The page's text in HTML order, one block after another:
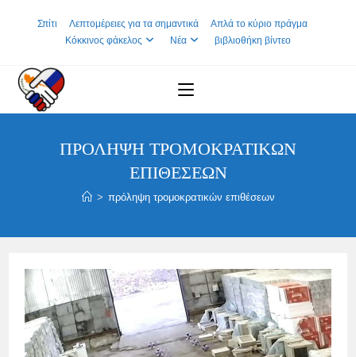
Σπίτι Λεπτομέρειες για τα σημαντικά
Απλά το κύριο πράγμα
Κόκκινος φάκελος
Νέα βιβλιοθήκη βίντεο
ΠΡΌΛΗΨΗ ΤΡΟΜΟΚΡΑΤΙΚΏΝ
ΕΠΙΘΈΣΕΩΝ
> πρόληψη τρομοκρατικών επιθέσεων